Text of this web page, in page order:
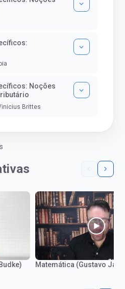
Noções
Brittes
Matemática (Gustavo